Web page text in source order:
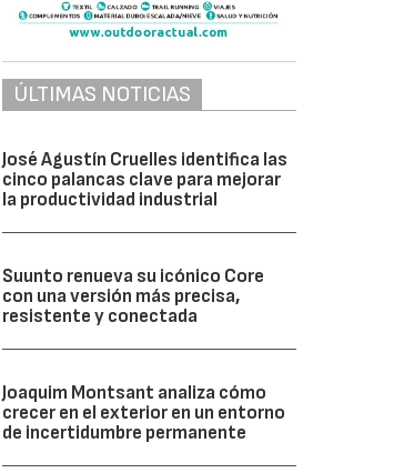
ÚLTIMAS NOTICIAS
José Agustín Cruelles identifica las
cinco palancas clave para mejorar
la productividad industrial
Suunto renueva su icónico Core
con una versión más precisa,
resistente y conectada
Joaquim Montsant analiza cómo
crecer en el exterior en un entorno
de incertidumbre permanente